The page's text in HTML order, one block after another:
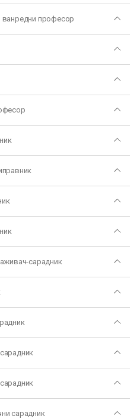
ванредни професор
сарадник
сарадник